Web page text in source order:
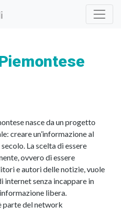
nasce da un progetto
creare un’informazione al
La scelta di essere
ovvero di essere
e autori delle notizie, vuole
senza incappare in
libera.
parte del network